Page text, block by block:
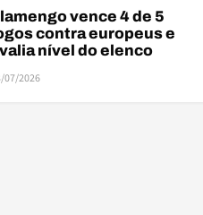
vence 4 de 5
contra europeus e
nível do elenco
07/2026